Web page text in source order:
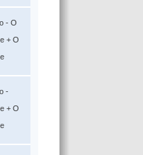
- O
+ O
-
+ O